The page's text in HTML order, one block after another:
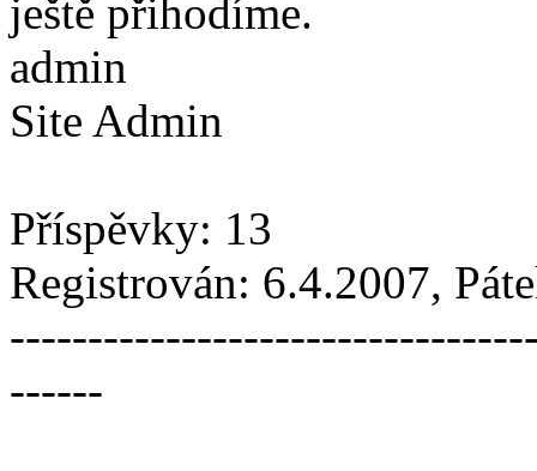
ještě přihodíme.
admin
Site Admin
Příspěvky: 13
Registrován: 6.4.2007,
------